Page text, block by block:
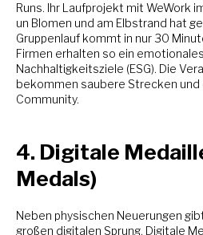
Runs. Ihr Laufprojekt mit WeWork
un Blomen und am Elbstrand hat
Gruppenlauf kommt in nur 30
Firmen erhalten so ein
Nachhaltigkeitsziele (ESG). Die
bekommen saubere Strecken und
Community.
4. Digitale
Medals)
Neben physischen Neuerungen
großen digitalen Sprung. Digitale